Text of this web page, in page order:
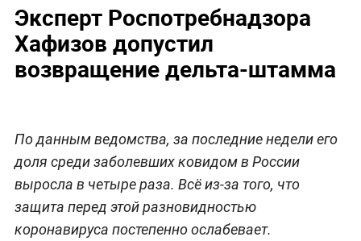
Эксперт Роспотребнадзора
Хафизов допустил
возвращение дельта-штамма
По данным ведомства, за последние недели его
доля среди заболевших ковидом в России
выросла в четыре раза. Всё из-за того, что
защита перед этой разновидностью
коронавируса постепенно ослабевает.